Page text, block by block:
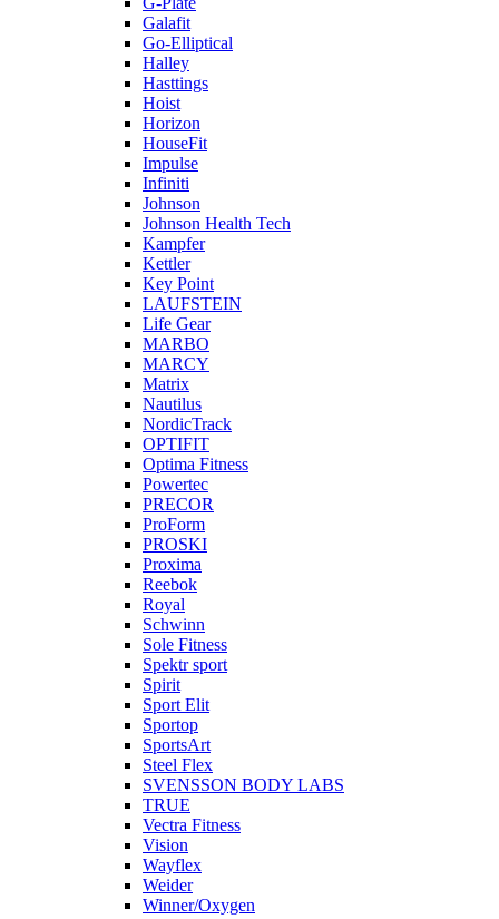
Galafit
Go-Elliptical
Halley
Hasttings
Hoist
Horizon
HouseFit
Impulse
Infiniti
Johnson
Johnson Health Tech
Kampfer
Kettler
Key Point
LAUFSTEIN
Life Gear
MARBO
MARCY
Matrix
Nautilus
NordicTrack
OPTIFIT
Optima Fitness
Powertec
PRECOR
ProForm
PROSKI
Proxima
Reebok
Royal
Schwinn
Sole Fitness
Spektr sport
Spirit
Sport Elit
Sportop
SportsArt
Steel Flex
SVENSSON BODY LABS
TRUE
Vectra Fitness
Vision
Wayflex
Weider
Winner/Oxygen